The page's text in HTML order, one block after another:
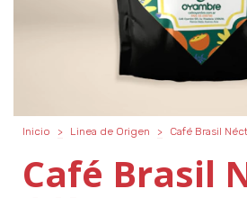
Inicio > Linea de Origen > Café Brasil
Café Brasil